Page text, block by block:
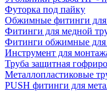
Футорка под пайку
Обжимные фитинги
Фитинги для медной
Фитинги обжимные
Инструмент для
Труба защитная
Металлопластиковые
PUSH фитинги для